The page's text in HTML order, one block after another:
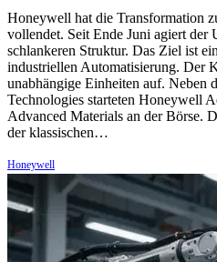
Honeywell hat die Transformation
vollendet. Seit Ende Juni agiert
schlankeren Struktur. Das Ziel ist
industriellen Automatisierung. Der
unabhängige Einheiten auf. Neben
Technologies starteten Honeywell
Advanced Materials an der Börse.
der klassischen…
Honeywell